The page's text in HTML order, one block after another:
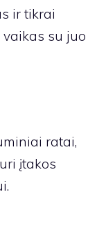
ir tikrai
vaikas su juo
ratai,
įtakos